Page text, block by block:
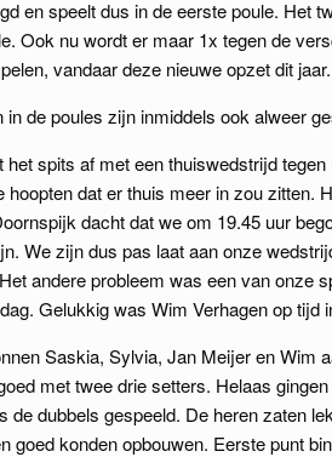
en speelt dus in de eerste poule. Het
Ook nu wordt er maar 1x tegen de
vandaar deze nieuwe opzet dit jaar.
de poules zijn inmiddels ook alweer
het spits af met een thuiswedstrijd
hoopten dat er thuis meer in zou zitten.
dacht dat we om 19.45 uur
We zijn dus pas laat aan onze
andere probleem was een van
Gelukkig was Wim Verhagen op tijd
Saskia, Sylvia, Jan Meijer en Wim
met twee drie setters. Helaas
de dubbels gespeeld. De heren zaten
goed konden opbouwen. Eerste punt